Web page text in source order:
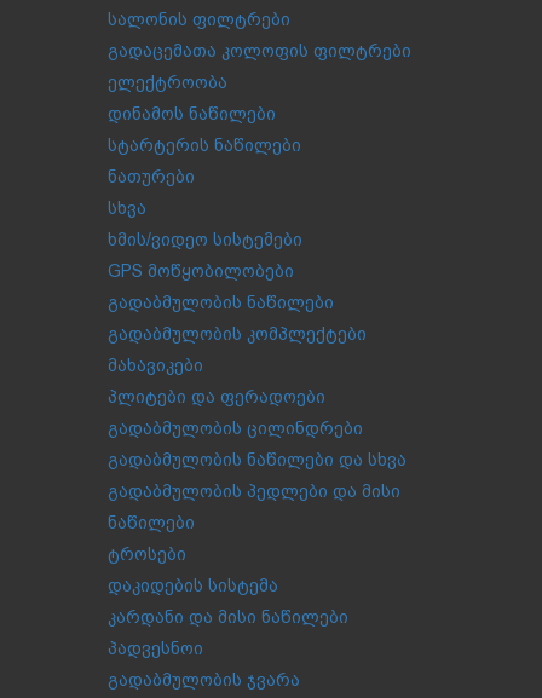
სალონის ფილტრები
გადაცემათა კოლოფის ფილტრები
ელექტროობა
დინამოს ნაწილები
სტარტერის ნაწილები
ნათურები
სხვა
ხმის/ვიდეო სისტემები
GPS მოწყობილობები
გადაბმულობის ნაწილები
გადაბმულობის კომპლექტები
მახავიკები
პლიტები და ფერადოები
გადაბმულობის ცილინდრები
გადაბმულობის ნაწილები და სხვა
გადაბმულობის პედლები და მისი
ნაწილები
ტროსები
დაკიდების სისტემა
კარდანი და მისი ნაწილები
პადვესნოი
გადაბმულობის ჯვარა